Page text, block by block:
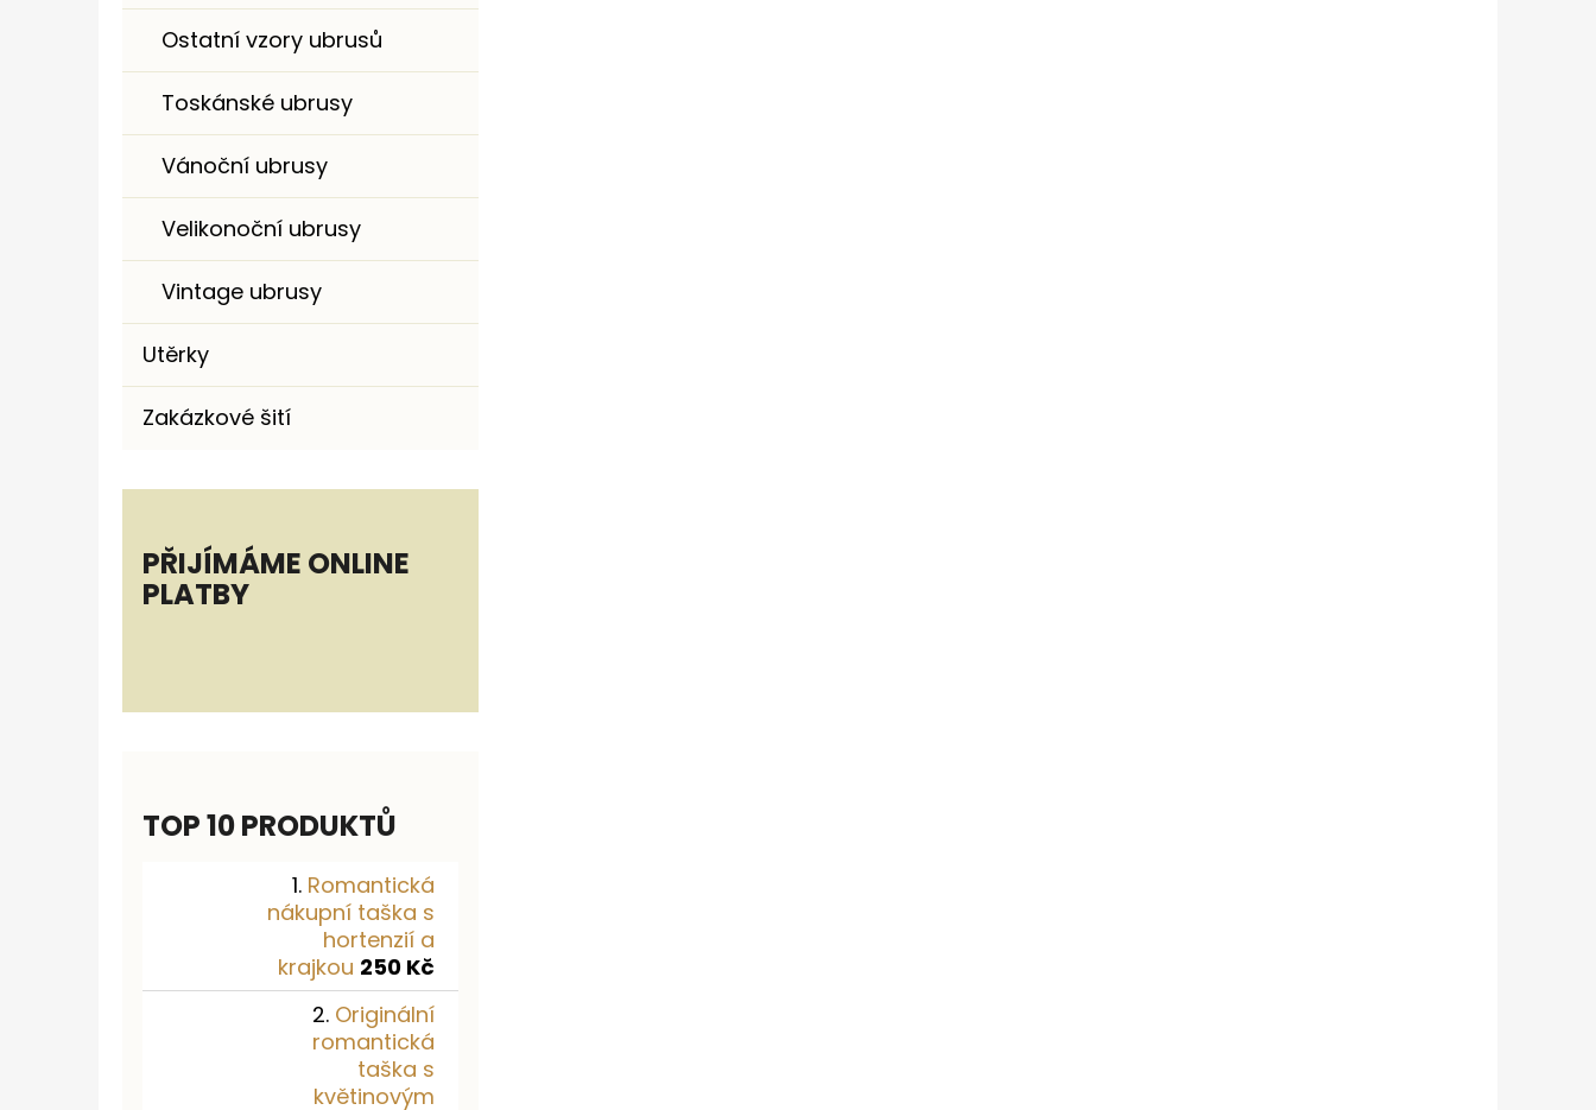
Ostatní vzory ubrusů
Toskánské ubrusy
Vánoční ubrusy
Velikonoční ubrusy
Vintage ubrusy
Utěrky
Zakázkové šití
PŘIJÍMÁME ONLINE
PLATBY
TOP 10 PRODUKTŮ
Romantická
nákupní taška s
hortenzií a
krajkou 250 Kč
Originální
romantická
taška s
květinovým